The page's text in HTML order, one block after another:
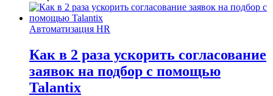
Автоматизация HR
Как в 2 раза ускорить согласование
заявок на подбор с помощью
Talantix